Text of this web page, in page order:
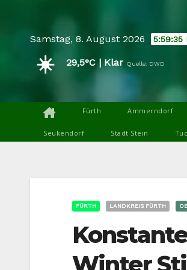
contentSamstag, 8. August 2026 5:59:37
☀️ 29,5°C | Klar Quelle: DWD
Fürth Ammerndorf
Seukendorf Stadt Stein
FÜRTH LANDKREIS FÜRTH